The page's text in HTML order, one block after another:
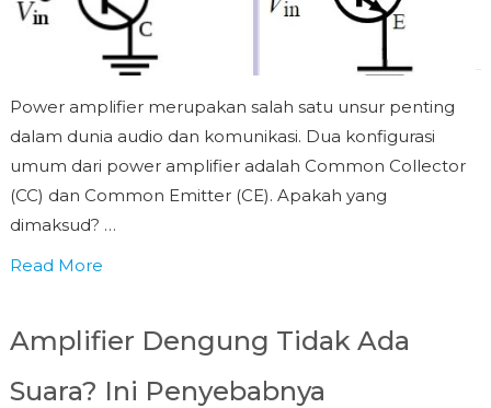
Power amplifier merupakan salah satu unsur penting
dalam dunia audio dan komunikasi. Dua konfigurasi
umum dari power amplifier adalah Common Collector
(CC) dan Common Emitter (CE). Apakah yang
dimaksud? …
Read More
Amplifier Dengung Tidak Ada
Suara? Ini Penyebabnya